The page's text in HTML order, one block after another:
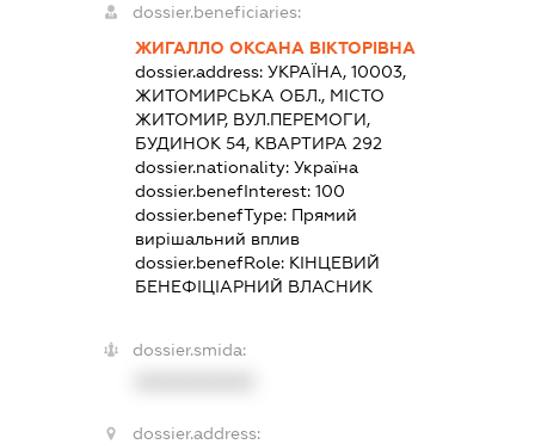
dossier.beneficiaries:
ЖИГАЛЛО ОКСАНА ВІКТОРІВНА
dossier.address: УКРАЇНА, 10003,
ЖИТОМИРСЬКА ОБЛ., МІСТО
ЖИТОМИР, ВУЛ.ПЕРЕМОГИ,
БУДИНОК 54, КВАРТИРА 292
dossier.nationality: Україна
dossier.benefInterest: 100
dossier.benefType: Прямий
вирішальний вплив
dossier.benefRole: КІНЦЕВИЙ
БЕНЕФІЦІАРНИЙ ВЛАСНИК
dossier.smida:
dossier.address: